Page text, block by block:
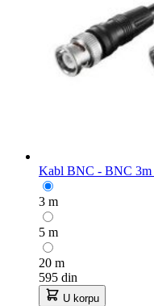
Kabl BNC - BNC 3m
3 m
5 m
20 m
595 din
U korpu